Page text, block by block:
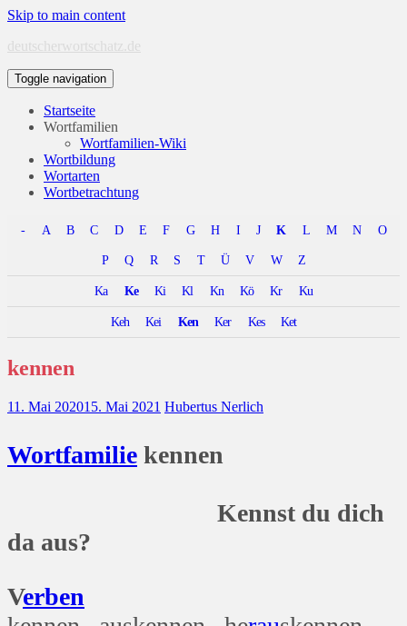
Skip to main content
deutscherwortschatz.de
Toggle navigation
Startseite
Wortfamilien
Wortfamilien-Wiki
Wortbildung
Wortarten
Wortbetrachtung
- A B C D E F G H I J K L M N O
P Q R S T Ü V W Z
Ka Ke Ki Kl Kn Kö Kr Ku
Keh Kei Ken Ker Kes Ket
kennen
11. Mai 202015. Mai 2021 Hubertus Nerlich
Wortfamilie kennen
Kennst du dich
da aus?
Verben